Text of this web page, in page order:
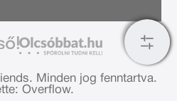
Minden jog fenntartva.
Overflow.